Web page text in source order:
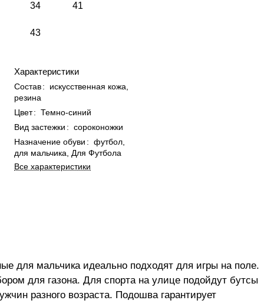
34 41
43
Характеристики
Состав:
искусственная кожа,
резина
Цвет: Темно-синий
Вид застежки : сороконожки
Назначение обуви : футбол,
для мальчика, Для Футбола
Все характеристики
для мальчика идеально подходят для игры на поле.
для газона. Для спорта на улице подойдут бутсы
разного возраста. Подошва гарантирует